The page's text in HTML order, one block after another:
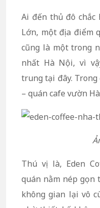
Ai đến thủ đô
Lớn, một địa điểm
cũng là một trong
nhất Hà Nội, vì
trung tại đây. Trong
– quán cafe vườn
Thú vị là, Eden
quán nằm nép gọn
không gian lại vô